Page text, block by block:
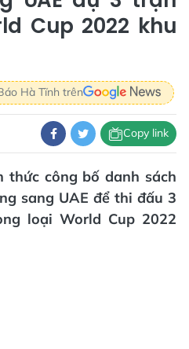
Cup 2022 khu
Hà Tĩnh trên
Copy link
thức công bố danh sách
sang UAE để thi đấu 3
loại World Cup 2022